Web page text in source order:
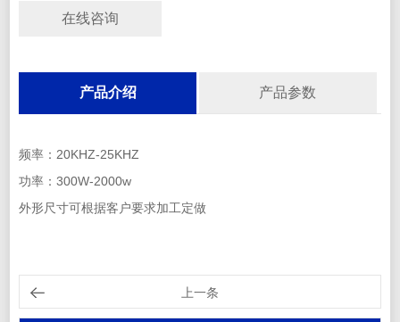
在线咨询
产品介绍 产品参数
频率：20KHZ-25KHZ
功率：300W-2000w
外形尺寸可根据客户要求加工定做
上一条